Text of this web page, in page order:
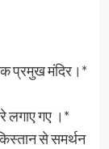
प्रमुख मंदिर।*
लगाए गए ।*
से समर्थन